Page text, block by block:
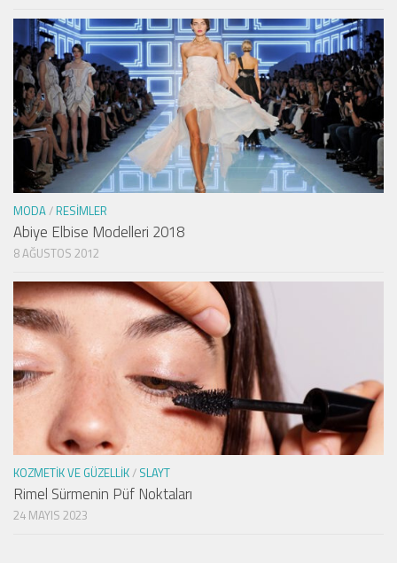
MODA/ RESIMLER
Abiye Elbise Modelleri 2018
8 AĞUSTOS 2012
KOZMETIK VE GÜZELLIK/ SLAYT
Rimel Sürmenin Püf Noktaları
24 MAYIS 2023